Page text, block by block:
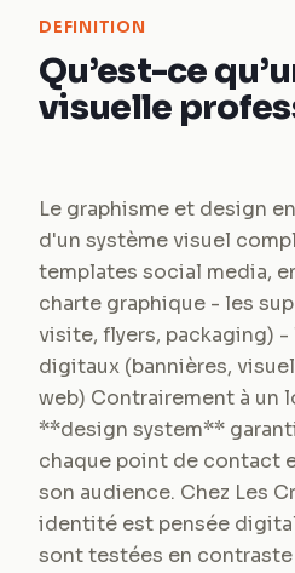
DEFINITION
Qu’est-ce
visuelle
Le graphisme et design
d'un système visuel
templates social media,
charte graphique - les
visite, flyers, packaging)
digitaux (bannières,
web) Contrairement à un
**design system**
chaque point de contact
son audience. Chez Les
identité est pensée
sont testées en contraste